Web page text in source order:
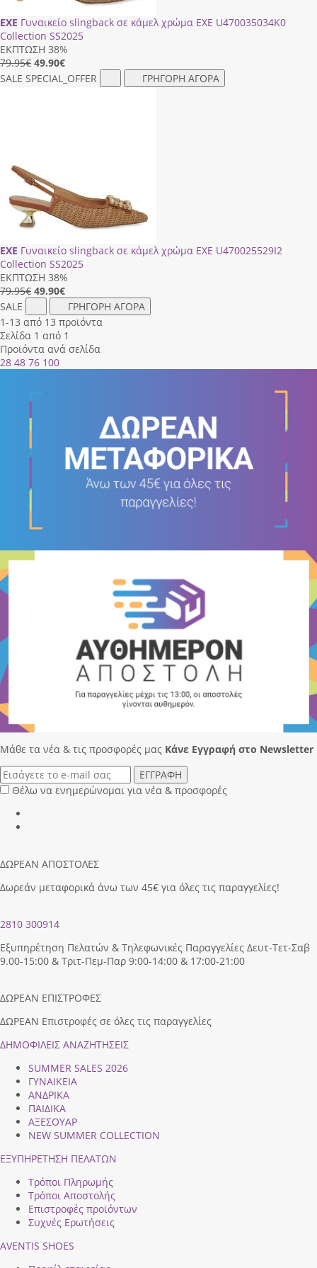
EXE Γυναικείο slingback σε κάμελ χρώμα EXE U470035034Κ0
Collection SS2025
ΕΚΠΤΩΣΗ 38%
79.95€ 49.90€
SALE SPECIAL_OFFER ΓΡΗΓΟΡΗ ΑΓΟΡΑ
EXE Γυναικείο slingback σε κάμελ χρώμα EXE U470025529Ι2
Collection SS2025
ΕΚΠΤΩΣΗ 38%
79.95€ 49.90€
SALE
ΓΡΗΓΟΡΗ ΑΓΟΡΑ
1-13 από 13 προϊόντα
Σελίδα 1 από 1
Προϊόντα ανά σελίδα
28 48 76 100
Μάθε τα νέα & τις προσφορές μας Κάνε Eγγραφή στο Newsletter
ΕΓΓΡΑΦΗ
Θέλω να ενημερώνομαι για νέα & προσφορές
ΔΩΡΕΑΝ ΑΠΟΣΤΟΛΕΣ
Δωρεάν μεταφορικά άνω των 45€ για όλες τις παραγγελίες!
2810 300914
Εξυπηρέτηση Πελατών & Τηλεφωνικές Παραγγελίες Δευτ-Τετ-Σαβ
9.00-15:00 & Τριτ-Πεμ-Παρ 9:00-14:00 & 17:00-21:00
ΔΩΡΕΑΝ ΕΠΙΣΤΡΟΦΕΣ
ΔΩΡΕΑΝ Επιστροφές σε όλες τις παραγγελίες
ΔΗΜΟΦΙΛEIΣ ΑΝΑΖΗΤΗΣΕΙΣ
SUMMER SALES 2026
ΓΥΝΑΙΚΕΙΑ
ΑΝΔΡΙΚΑ
ΠΑΙΔΙΚΑ
ΑΞΕΣΟΥΑΡ
NEW SUMMER COLLECTION
ΕΞΥΠΗΡΕΤΗΣΗ ΠΕΛΑΤΩΝ
Τρόποι Πληρωμής
Τρόποι Αποστολής
Επιστροφές προϊόντων
Συχνές Ερωτήσεις
AVENTIS SHOES